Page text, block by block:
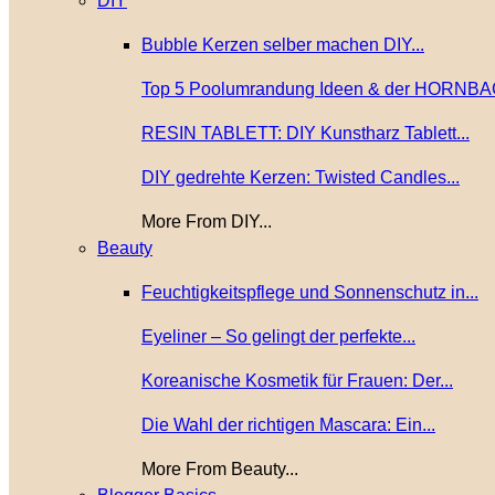
Bubble Kerzen selber machen DIY...
Top 5 Poolumrandung Ideen & der
RESIN TABLETT: DIY Kunstharz Tablett...
DIY gedrehte Kerzen: Twisted Candles...
More From DIY...
Beauty
Feuchtigkeitspflege und Sonnenschutz in...
Eyeliner – So gelingt der perfekte...
Koreanische Kosmetik für Frauen: Der...
Die Wahl der richtigen Mascara: Ein...
More From Beauty...